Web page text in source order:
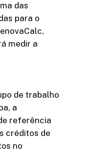
das
para o
medir a
de trabalho
a
referência
créditos de
no